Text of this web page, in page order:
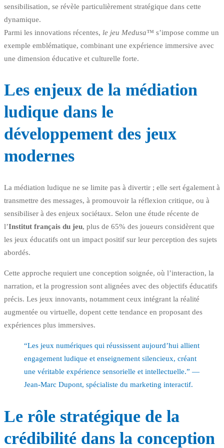
sensibilisation, se révèle particulièrement stratégique dans cette
dynamique.
Parmi les innovations récentes, le jeu Medusa™ s’impose comme un
exemple emblématique, combinant une expérience immersive avec
une dimension éducative et culturelle forte.
Les enjeux de la médiation
ludique dans le
développement des jeux
modernes
La médiation ludique ne se limite pas à divertir ; elle sert également à
transmettre des messages, à promouvoir la réflexion critique, ou à
sensibiliser à des enjeux sociétaux. Selon une étude récente de
l’Institut français du jeu, plus de 65% des joueurs considèrent que
les jeux éducatifs ont un impact positif sur leur perception des sujets
abordés.
Cette approche requiert une conception soignée, où l’interaction, la
narration, et la progression sont alignées avec des objectifs éducatifs
précis. Les jeux innovants, notamment ceux intégrant la réalité
augmentée ou virtuelle, dopent cette tendance en proposant des
expériences plus immersives.
“Les jeux numériques qui réussissent aujourd’hui allient
engagement ludique et enseignement silencieux, créant
une véritable expérience sensorielle et intellectuelle.” —
Jean-Marc Dupont, spécialiste du marketing interactif.
Le rôle stratégique de la
crédibilité dans la conception